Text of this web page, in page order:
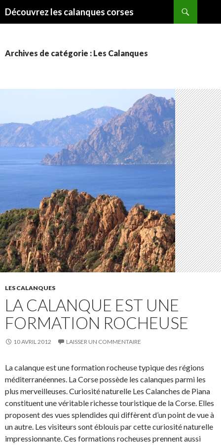
Découvrez les calanques corses
Archives de catégorie : Les Calanques
LES CALANQUES
LA CALANQUE EST UNE
FORMATION ROCHEUSE
10 AVRIL 2012 LAISSER UN COMMENTAIRE
La calanque est une formation rocheuse typique des régions
méditerranéennes. La Corse possède les calanques parmi les
plus merveilleuses. Curiosité naturelle Les Calanches de Piana
constituent une véritable richesse touristique de la Corse. Elles
proposent des vues splendides qui diffèrent d’un point de vue à
un autre. Les visiteurs sont éblouis par cette curiosité naturelle
impressionnante. Ces formations rocheuses prennent aussi